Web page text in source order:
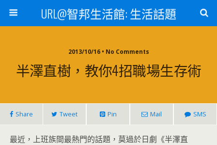
URL@智邦生活館: 生活話題
2013/10/16 • No Comments
半澤直樹，教你4招職場生存術
Share Tweet Pin Mail SMS
最近，上班族間最熱門的話題，莫過於日劇《半澤直